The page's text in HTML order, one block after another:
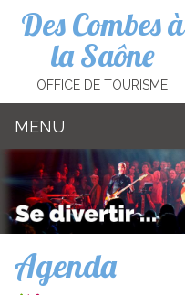
Des Combes à
la Saône
OFFICE DE TOURISME
MENU
Agenda